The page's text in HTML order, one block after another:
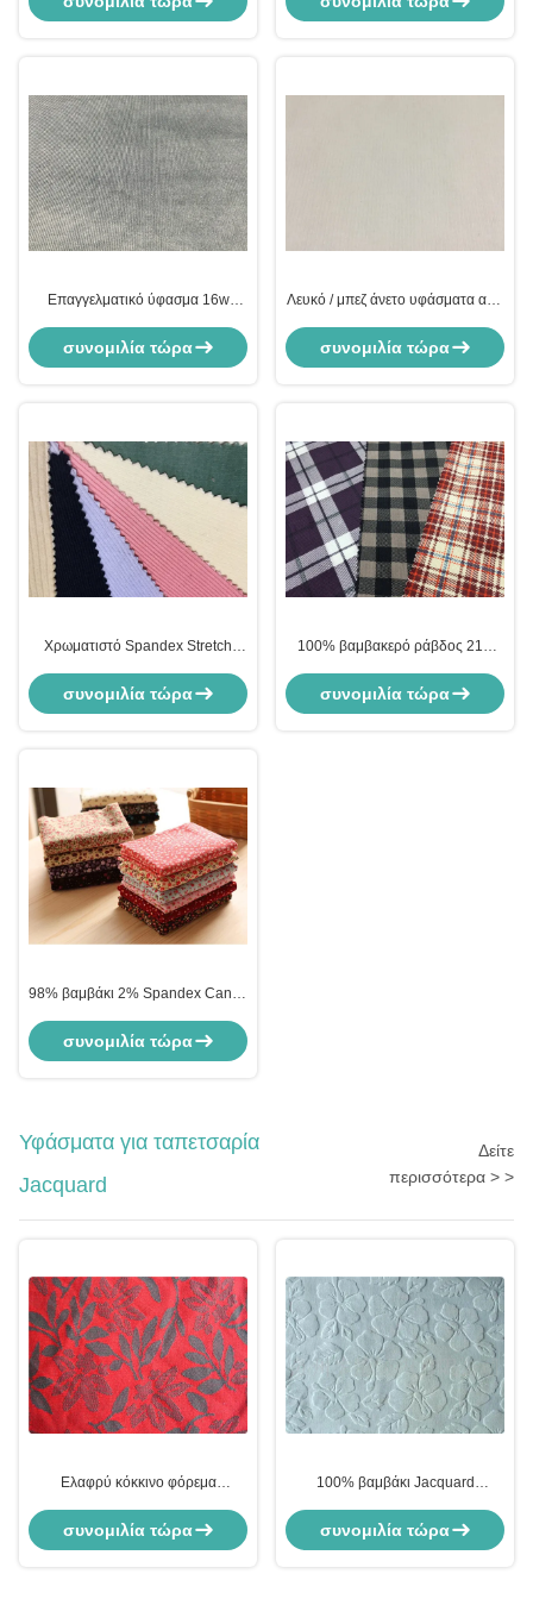
Επαγγελματικό ύφασμα 16w
συνομιλία τώρα
Λευκό / μπεζ άνετο υφάσματα από
συνομιλία τώρα
Χρωματιστό Spandex Stretch
συνομιλία τώρα
100% βαμβακερό ράβδος 21w
συνομιλία τώρα
98% βαμβάκι 2% Spandex Candy
συνομιλία τώρα
Υφάσματα για ταπετσαρία
Jacquard
Δείτε
περισσότερα > >
Ελαφρύ κόκκινο φόρεμα
ύφασμα από την αυλή
συνομιλία τώρα
100% βαμβάκι Jacquard
Υφάσματα επένδυσης
συνομιλία τώρα